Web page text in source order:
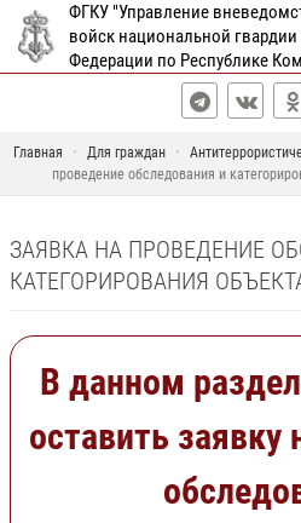
ФГКУ "Управление
войск национальной
Федерации по Республике
Главная Для граждан
проведение обследования и
ЗАЯВКА НА ПРОВЕДЕНИЕ
КАТЕГОРИРОВАНИЯ
В данном
оставить заявку